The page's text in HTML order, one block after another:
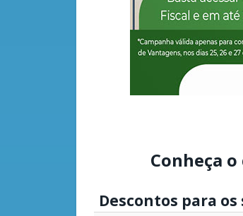
Conheça o
Descontos para os